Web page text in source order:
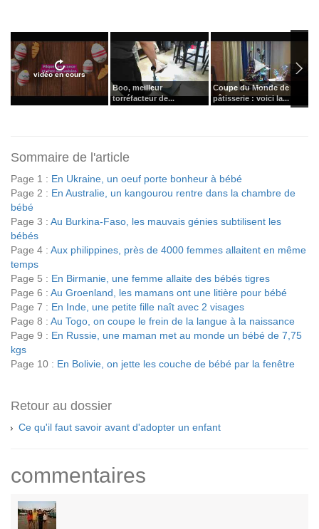
vidéo en cours
Boo, meilleur
torréfacteur de...
Coupe du Monde de
pâtisserie : voici la...
Sommaire de l'article
Page 1 : En Ukraine, un oeuf porte bonheur à bébé
Page 2 : En Australie, un kangourou rentre dans la chambre de
bébé
Page 3 : Au Burkina-Faso, les mauvais génies subtilisent les
bébés
Page 4 : Aux philippines, près de 4000 femmes allaitent en même
temps
Page 5 : En Birmanie, une femme allaite des bébés tigres
Page 6 : Au Groenland, les mamans ont une litière pour bébé
Page 7 : En Inde, une petite fille naît avec 2 visages
Page 8 : Au Togo, on coupe le frein de la langue à la naissance
Page 9 : En Russie, une maman met au monde un bébé de 7,75
kgs
Page 10 : En Bolivie, on jette les couche de bébé par la fenêtre
Retour au dossier
Ce qu'il faut savoir avant d'adopter un enfant
commentaires